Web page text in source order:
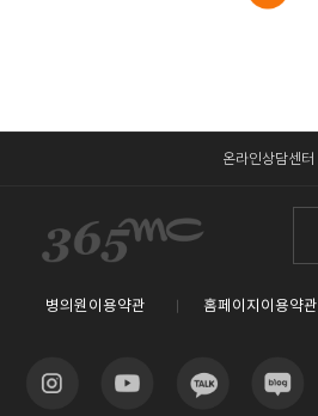
온라인상담센터
병의원이용약관 홈페이지이용약관